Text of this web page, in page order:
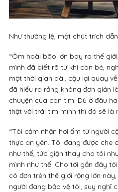
Như thường lệ, một chút trích
“Ôm hoài bão lớn bay ra thế
mình đã biết rõ từ khi còn bé,
một thời gian dài, cậu lại quay
đã hiểu ra rằng không đơn giản
chuyện của con tim. Dù ở đâu
thật với trái tim mình thì đó sẽ là
“Tôi cảm nhận hơi ấm từ người
thực an yên. Tôi đang được che
như thế, tức giận thay cho tôi
mình như thế. Cho tới gần đây
cô đơn trên thế giới rộng lớn
người đang bảo vệ tôi, suy nghĩ